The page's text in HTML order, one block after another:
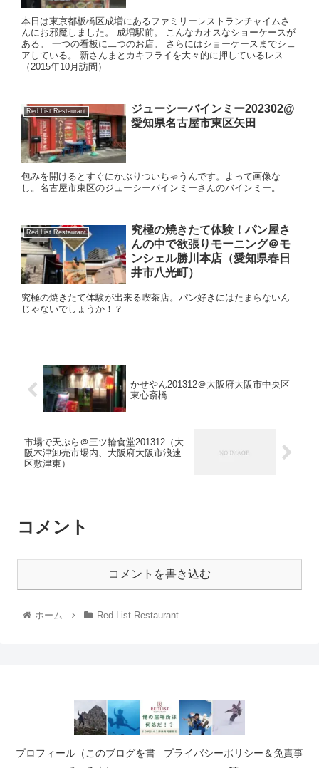
本日は東京都板橋区成増にあるファミリーレストランチャイムさ
んにお邪魔しました。 成増駅前。 こんなカオスなショーケースが
ある。 一つの看板に二つのお店。 さらにはショーケースまでシェ
アしている。 新さんまとカキフライを大々的に押しているレス
（2015年10月訪問）
Red List Restaurant
ジューシーバインミー202302@
愛知県名古屋市東区矢田
包みを開けるとすぐにかぶりついちゃうんです。よって画像な
し。名古屋市東区のジューシーバインミーさんのバインミー。
Red List Restaurant
究極の焼きたて体験！パン屋さ
んの中で欲張りモーニング＠モ
ンシェル勝川本店（愛知県春日
井市八光町）
究極の焼きたて体験が出来る喫茶店。パン好きにはたまらないん
じゃないでしょうか！？
かせやん201312＠大阪府大阪市中央区
東心斎橋
市場で天ぷら＠三ツ輪食堂201312（大
阪木津卸売市場内、大阪府大阪市浪速
区敷津東）
コメント
コメントを書き込む
ホーム Red List Restaurant
プロフィール（このブログを書
プライバシーポリシー＆免責事